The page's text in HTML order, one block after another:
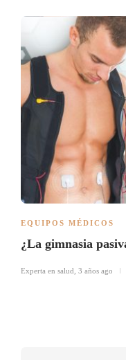
EQUIPOS MÉDICOS
¿La gimnasia
Experta en salud, 3 años ago